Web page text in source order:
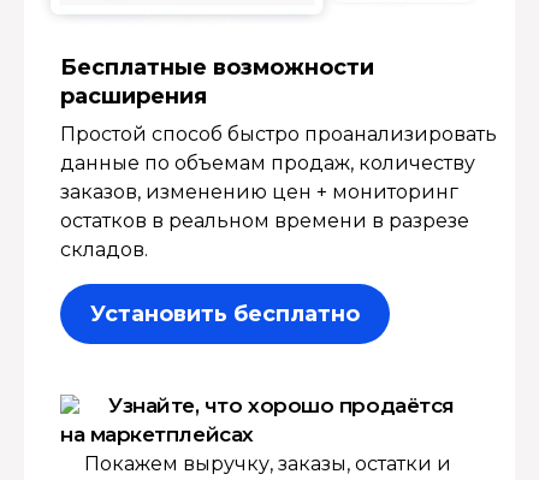
Бесплатные возмож­ности
расширения
Простой способ быстро проанализировать
данные по объемам продаж, количеству
заказов, изменению цен + мониторинг
остатков в реальном времени в разрезе
складов.
Установить бесплатно
Узнайте, что хорошо продаётся
на маркетплейсах
Покажем выручку, заказы, остатки и